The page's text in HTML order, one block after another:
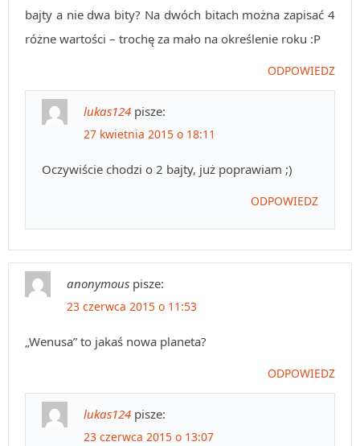
bajty a nie dwa bity? Na dwóch bitach można zapisać 4
różne wartości – trochę za mało na określenie roku :P
ODPOWIEDZ
lukas124 pisze:
27 kwietnia 2015 o 18:11
Oczywiście chodzi o 2 bajty, już poprawiam ;)
ODPOWIEDZ
anonymous pisze:
23 czerwca 2015 o 11:53
„Wenusa” to jakaś nowa planeta?
ODPOWIEDZ
lukas124 pisze:
23 czerwca 2015 o 13:07